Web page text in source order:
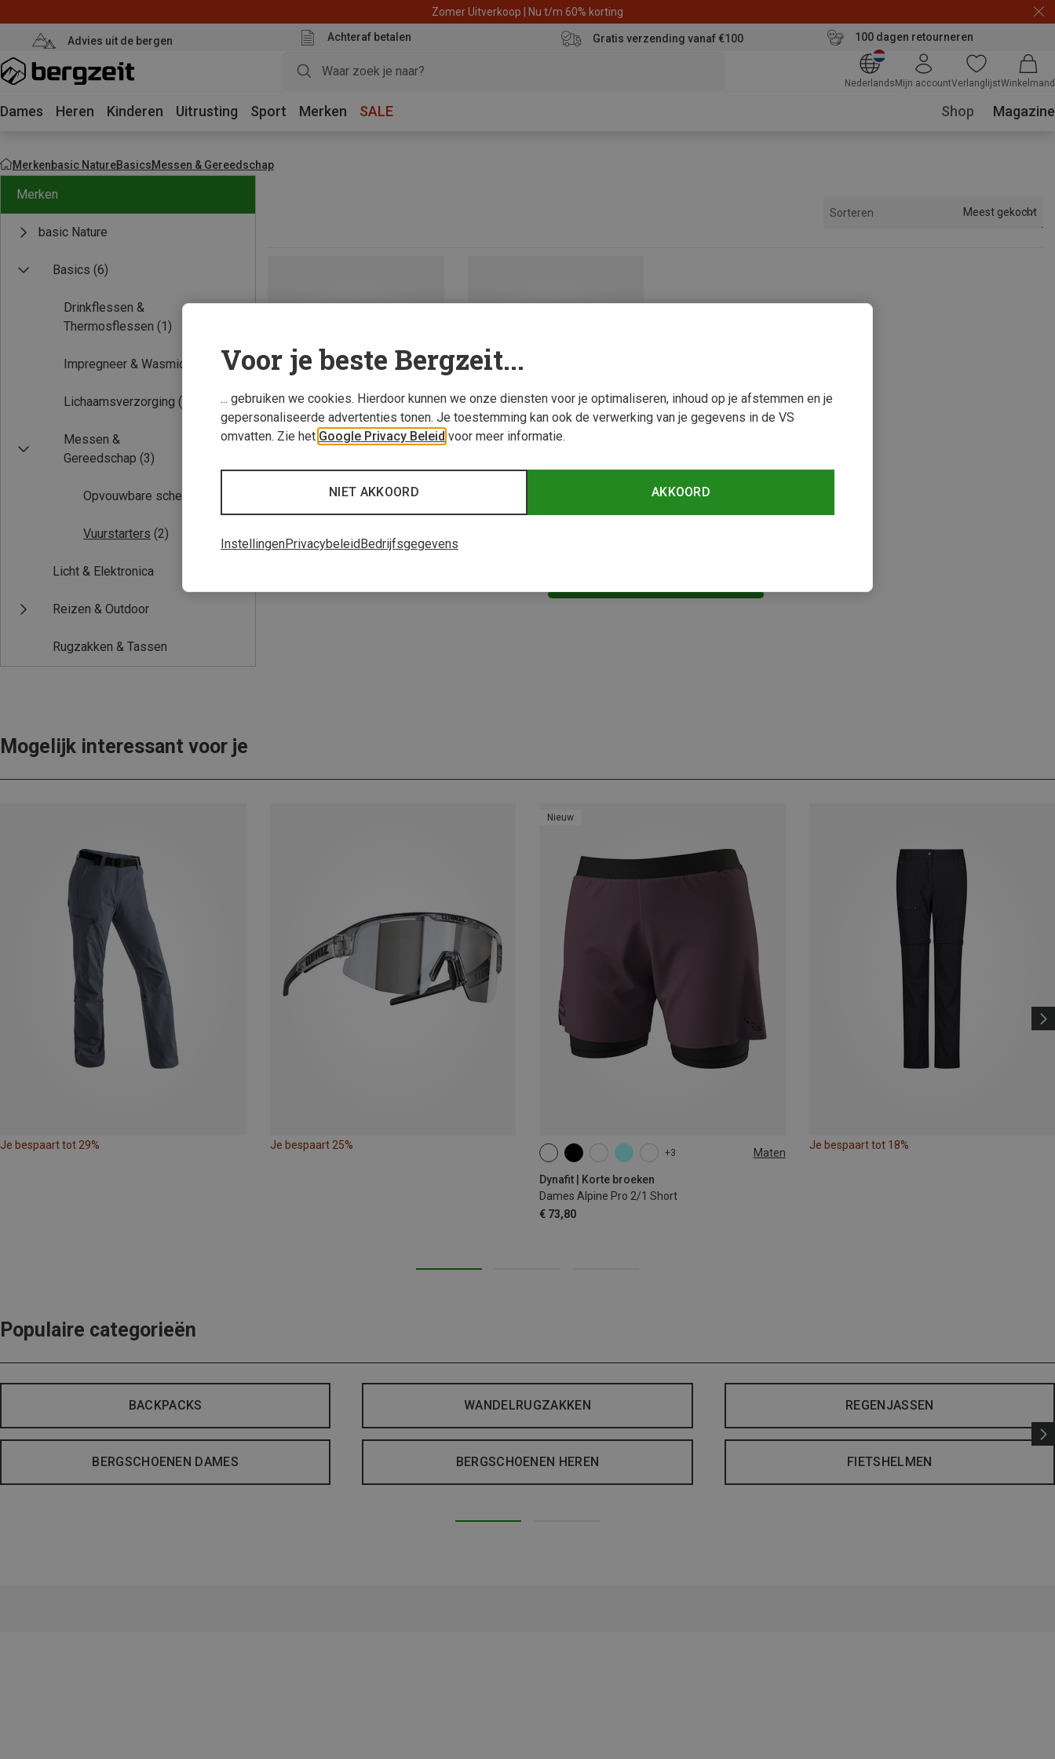
Zomer Uitverkoop | Nu t/m 60% korting
Advies uit de bergen Achteraf betalen Gratis verzending vanaf €100 100 dagen retourneren
Nederlands Mijn accountVerlanglijstWinkelmand
Dames Heren Kinderen Uitrusting Sport Merken SALE Shop Magazine
Merkenbasic NatureBasicsMessen & Gereedschap
Merken
basic Nature
Basics (6)
Drinkflessen &
Thermosflessen (1)
Impregneer & Wasmiddel
Lichaamsverzorging (1)
Messen &
Gereedschap (3)
Opvouwbare scheppen
Vuurstarters (2)
Licht & Elektronica
Reizen & Outdoor
Rugzakken & Tassen
Sorteren Meest gekocht
Mogelijk interessant voor je
Je bespaart tot 29% Je bespaart 25%
Nieuw
+3 Maten
Dynafit | Korte broeken
Dames Alpine Pro 2/1 Short
€ 73,80
XS S M XL
Je bespaart tot 18%
Populaire categorieën
BACKPACKS WANDELRUGZAKKEN REGENJASSEN
BERGSCHOENEN DAMES BERGSCHOENEN HEREN FIETSHELMEN
Voor je beste Bergzeit...
... gebruiken we cookies. Hierdoor kunnen we onze diensten voor je optimaliseren, inhoud op je afstemmen en je
gepersonaliseerde advertenties tonen. Je toestemming kan ook de verwerking van je gegevens in de VS
omvatten. Zie het Google Privacy Beleid voor meer informatie.
AKKOORD
NIET AKKOORD
InstellingenPrivacybeleidBedrijfsgegevens